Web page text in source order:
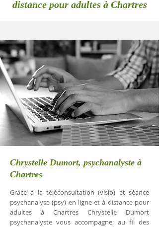
distance pour adultes à Chartres
Chrystelle Dumort, psychanalyste à
Chartres
Grâce à la téléconsultation (visio) et séance
psychanalyse (psy) en ligne et à distance pour
adultes à Chartres Chrystelle Dumort
psychanalyste vous accompagne, au fil des